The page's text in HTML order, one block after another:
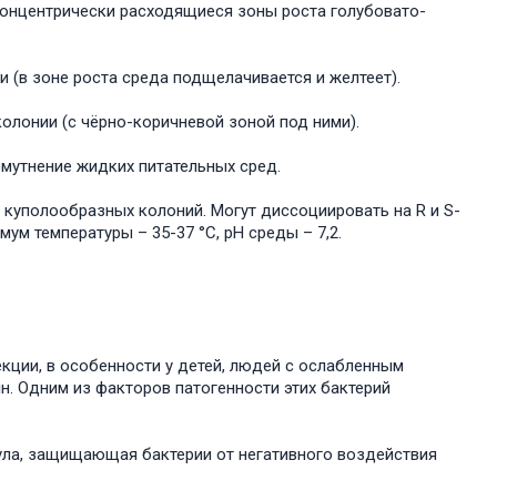
расходящиеся зоны роста голубовато-
зоне роста среда подщелачивается и желтеет).
(с чёрно-коричневой зоной под ними).
жидких питательных сред.
колоний. Могут диссоциировать на R и S-
температуры – 35-37 °С, рН среды – 7,2.
в особенности у детей, людей с ослабленным
из факторов патогенности этих бактерий
защищающая бактерии от негативного воздействия